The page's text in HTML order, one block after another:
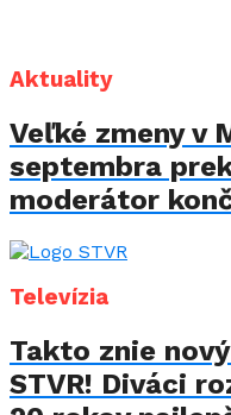
Aktuality
Veľké zmeny v
septembra
moderátor
Televízia
Takto znie
STVR! Diváci